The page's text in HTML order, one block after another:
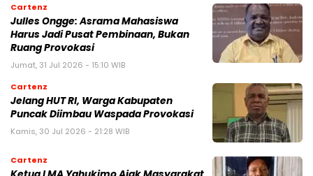
Cartenz
Julles Ongge: Asrama Mahasiswa
Harus Jadi Pusat Pembinaan, Bukan
Ruang Provokasi
Jumat, 31 Jul 2026 - 15:10 WIB
Cartenz
Jelang HUT RI, Warga Kabupaten
Puncak Diimbau Waspada Provokasi
Kamis, 30 Jul 2026 - 21:28 WIB
Cartenz